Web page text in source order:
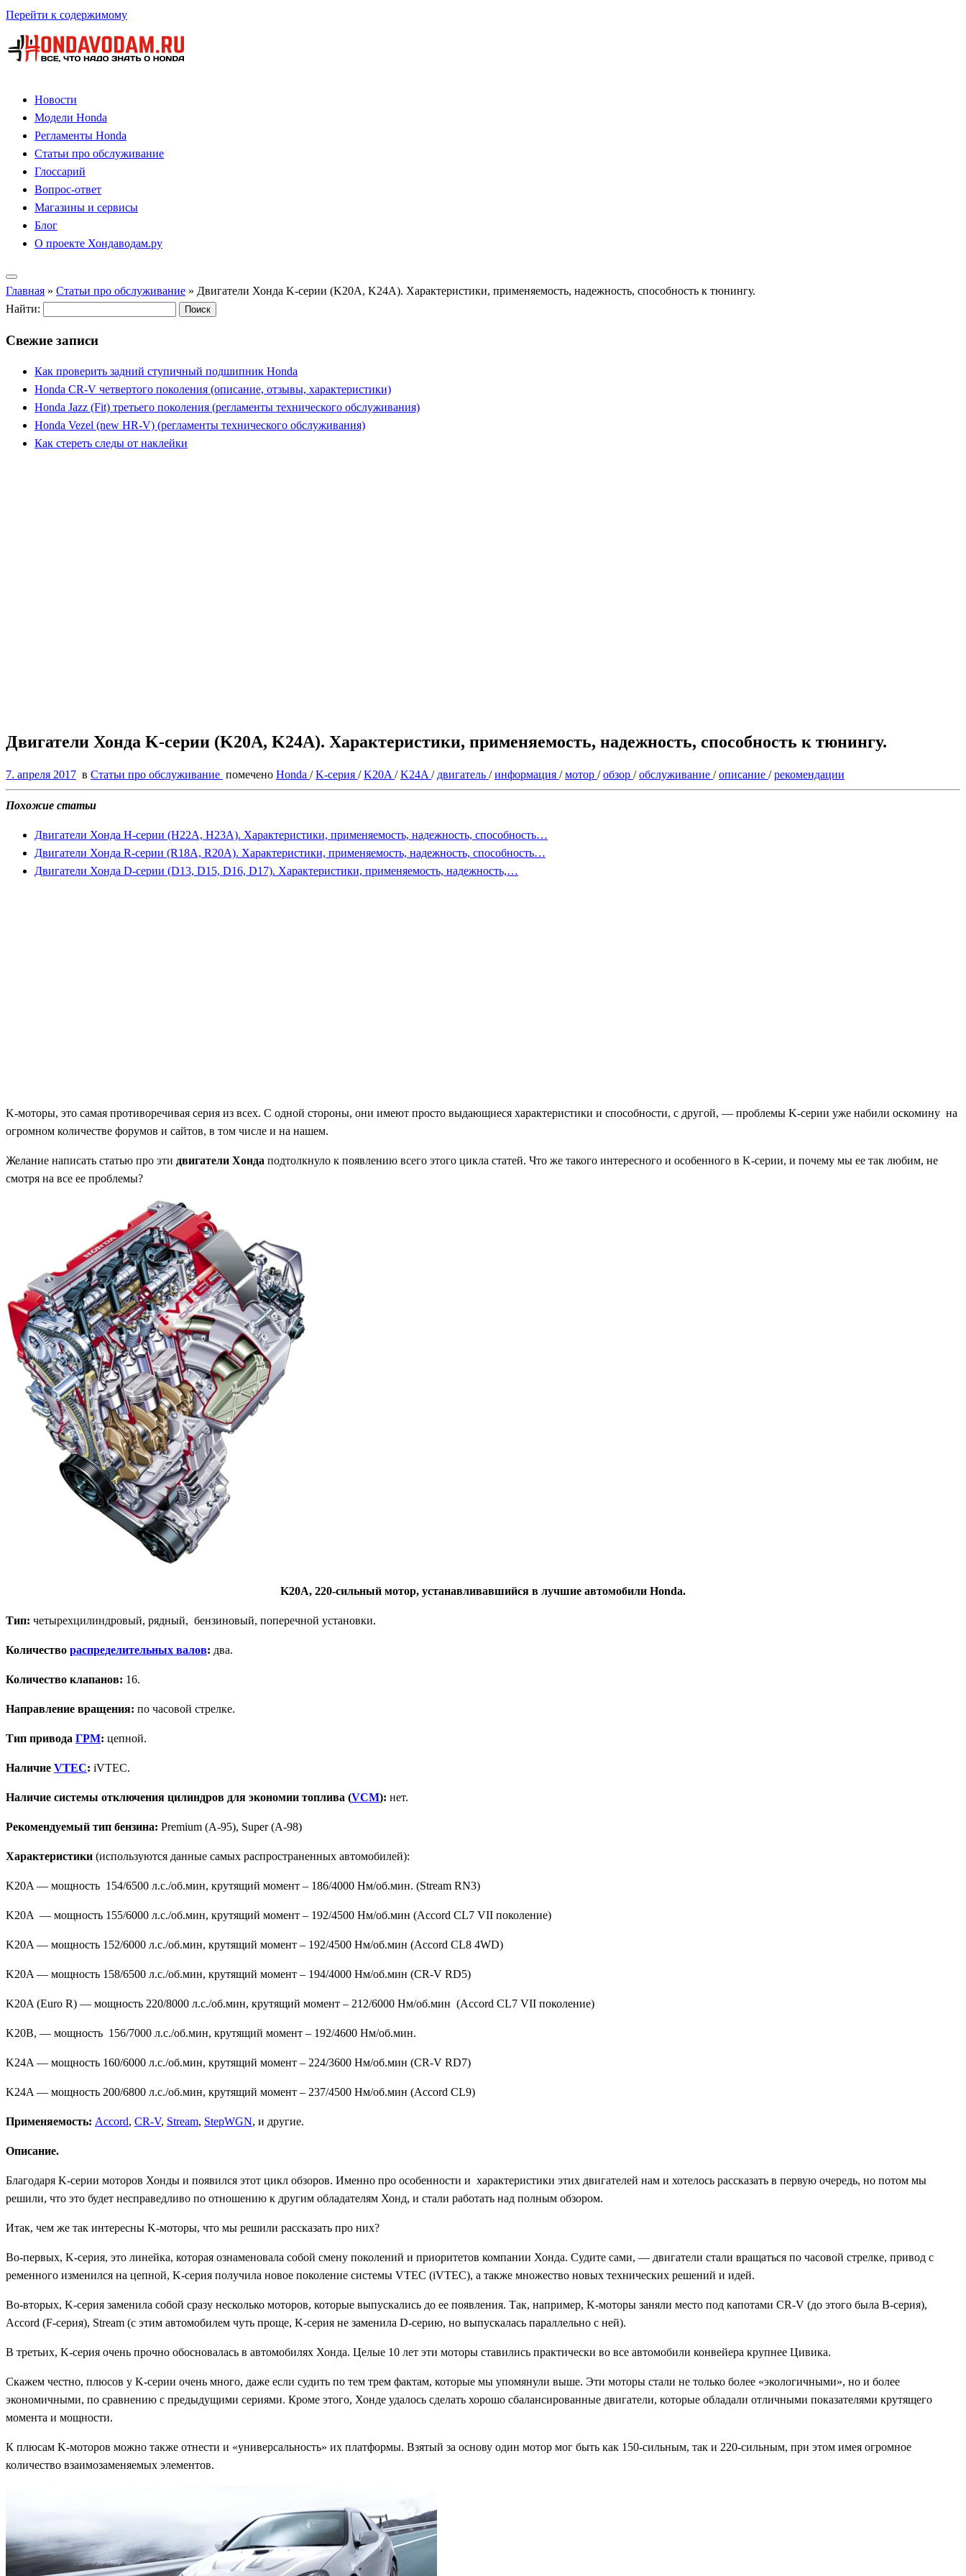
Перейти к содержимому
Новости
Модели Honda
Регламенты Honda
Статьи про обслуживание
Глоссарий
Вопрос-ответ
Магазины и сервисы
Блог
О проекте Хондаводам.ру
Главная » Статьи про обслуживание » Двигатели Хонда K-серии (K20A, K24A). Характеристики, применяемость, надежность, способность к тюнингу.
Найти:
Свежие записи
Как проверить задний ступичный подшипник Honda
Honda CR-V четвертого поколения (описание, отзывы, характеристики)
Honda Jazz (Fit) третьего поколения (регламенты технического обслуживания)
Honda Vezel (new HR-V) (регламенты технического обслуживания)
Как стереть следы от наклейки
Двигатели Хонда K-серии (K20A, K24A). Характеристики, применяемость, надежность, способность к тюнингу.
7. апреля 2017 в Статьи про обслуживание помечено Honda /K-серия /K20A /K24A / двигатель /информация /мотор /обзор /обслуживание /описание /рекомендации
Похожие статьи
Двигатели Хонда H-серии (H22A, H23A). Характеристики, применяемость, надежность, способность…
Двигатели Хонда R-серии (R18A, R20A). Характеристики, применяемость, надежность, способность…
Двигатели Хонда D-серии (D13, D15, D16, D17). Характеристики, применяемость, надежность,…
K-моторы, это самая противоречивая серия из всех. С одной стороны, они имеют просто выдающиеся характеристики и способности, с другой, — проблемы K-серии уже набили оскомину на
огромном количестве форумов и сайтов, в том числе и на нашем.
Желание написать статью про эти двигатели Хонда подтолкнуло к появлению всего этого цикла статей. Что же такого интересного и особенного в K-серии, и почему мы ее так любим, не
смотря на все ее проблемы?
K20A, 220-сильный мотор, устанавливавшийся в лучшие автомобили Honda.
Тип: четырехцилиндровый, рядный, бензиновый, поперечной установки.
Количество распределительных валов: два.
Количество клапанов: 16.
Направление вращения: по часовой стрелке.
Тип привода ГРМ: цепной.
Наличие VTEC: iVTEC.
Наличие системы отключения цилиндров для экономии топлива (VCM): нет.
Рекомендуемый тип бензина: Premium (A-95), Super (A-98)
Характеристики (используются данные самых распространенных автомобилей):
K20A — мощность 154/6500 л.с./об.мин, крутящий момент – 186/4000 Нм/об.мин. (Stream RN3)
K20A — мощность 155/6000 л.с./об.мин, крутящий момент – 192/4500 Нм/об.мин (Accord CL7 VII поколение)
K20A — мощность 152/6000 л.с./об.мин, крутящий момент – 192/4500 Нм/об.мин (Accord CL8 4WD)
K20A — мощность 158/6500 л.с./об.мин, крутящий момент – 194/4000 Нм/об.мин (CR-V RD5)
K20A (Euro R) — мощность 220/8000 л.с./об.мин, крутящий момент – 212/6000 Нм/об.мин (Accord CL7 VII поколение)
K20B, — мощность 156/7000 л.с./об.мин, крутящий момент – 192/4600 Нм/об.мин.
K24A — мощность 160/6000 л.с./об.мин, крутящий момент – 224/3600 Нм/об.мин (CR-V RD7)
K24A — мощность 200/6800 л.с./об.мин, крутящий момент – 237/4500 Нм/об.мин (Accord CL9)
Применяемость: Accord, CR-V, Stream, StepWGN, и другие.
Описание.
Благодаря K-серии моторов Хонды и появился этот цикл обзоров. Именно про особенности и характеристики этих двигателей нам и хотелось рассказать в первую очередь, но потом мы
решили, что это будет несправедливо по отношению к другим обладателям Хонд, и стали работать над полным обзором.
Итак, чем же так интересны K-моторы, что мы решили рассказать про них?
Во-первых, K-серия, это линейка, которая ознаменовала собой смену поколений и приоритетов компании Хонда. Судите сами, — двигатели стали вращаться по часовой стрелке, привод с
ременного изменился на цепной, K-серия получила новое поколение системы VTEC (iVTEC), а также множество новых технических решений и идей.
Во-вторых, K-серия заменила собой сразу несколько моторов, которые выпускались до ее появления. Так, например, K-моторы заняли место под капотами CR-V (до этого была B-серия),
Accord (F-серия), Stream (с этим автомобилем чуть проще, K-серия не заменила D-серию, но выпускалась параллельно с ней).
В третьих, K-серия очень прочно обосновалась в автомобилях Хонда. Целые 10 лет эти моторы ставились практически во все автомобили конвейера крупнее Цивика.
Скажем честно, плюсов у K-серии очень много, даже если судить по тем трем фактам, которые мы упомянули выше. Эти моторы стали не только более «экологичными», но и более
экономичными, по сравнению с предыдущими сериями. Кроме этого, Хонде удалось сделать хорошо сбалансированные двигатели, которые обладали отличными показателями крутящего
момента и мощности.
К плюсам K-моторов можно также отнести и «универсальность» их платформы. Взятый за основу один мотор мог быть как 150-сильным, так и 220-сильным, при этом имея огромное
количество взаимозаменяемых элементов.